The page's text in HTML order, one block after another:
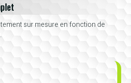
sur mesure en fonction de